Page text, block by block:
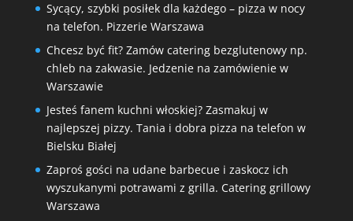
Sycący, szybki posiłek dla każdego – pizza w nocy
na telefon. Pizzerie Warszawa
Chcesz być fit? Zamów catering bezglutenowy np.
chleb na zakwasie. Jedzenie na zamówienie w
Warszawie
Jesteś fanem kuchni włoskiej? Zasmakuj w
najlepszej pizzy. Tania i dobra pizza na telefon w
Bielsku Białej
Zaproś gości na udane barbecue i zaskocz ich
wyszukanymi potrawami z grilla. Catering grillowy
Warszawa